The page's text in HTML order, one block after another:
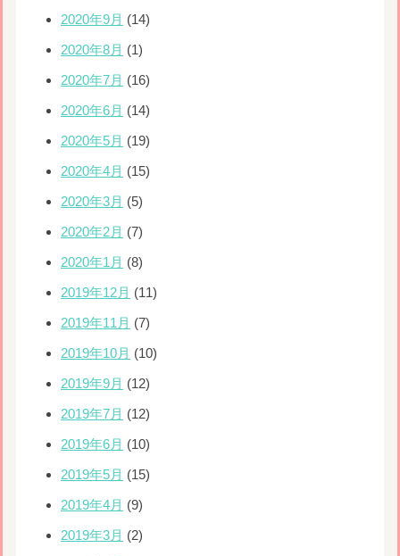
2020年9月 (14)
2020年8月 (1)
2020年7月 (16)
2020年6月 (14)
2020年5月 (19)
2020年4月 (15)
2020年3月 (5)
2020年2月 (7)
2020年1月 (8)
2019年12月 (11)
2019年11月 (7)
2019年10月 (10)
2019年9月 (12)
2019年7月 (12)
2019年6月 (10)
2019年5月 (15)
2019年4月 (9)
2019年3月 (2)